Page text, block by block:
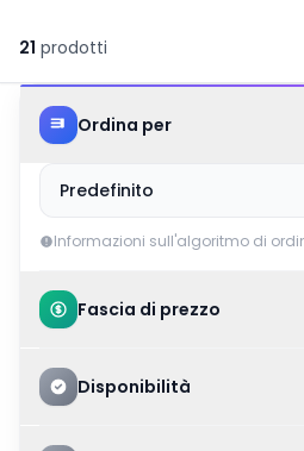
21 prodotti
Ordina per
Predefinito
Informazioni sull'algoritmo di
Fascia di prezzo
Disponibilità